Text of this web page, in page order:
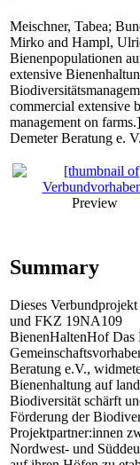
Meischner, Tabea;
Mirko and Hampl,
Bienenpopulationen
extensive
commercial extensive
management on
Demeter Beratung e.
Preview
Summary
Dieses
und FKZ 19NA109
BienenHaltenHof Das
Beratung e.V.,
Bienenhaltung auf
Biodiversität schärft
Förderung der
Projektpartner:innen
Nordwest- und